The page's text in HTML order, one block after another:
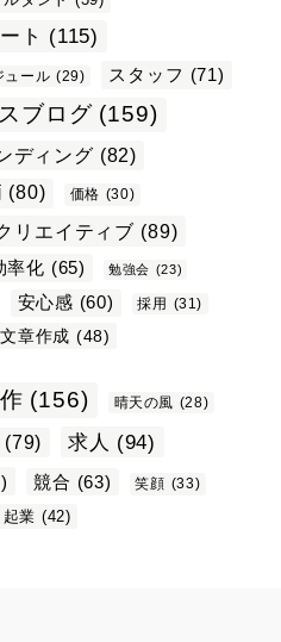
ト (115)
ュール (29) スタッフ (71)
ブログ (159)
ディング (82)
(80) 価格 (30)
リエイティブ (89)
率化 (65) 勉強会 (23)
安心感 (60) 採用 (31)
文章作成 (48)
(156) 晴天の風 (28)
(79) 求人 (94)
競合 (63) 笑顔 (33)
起業 (42)